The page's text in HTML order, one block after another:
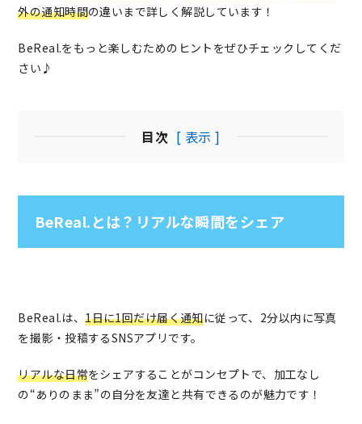
外の通知時間の違いまで詳しく解説しています！
BeReal.をもっと楽しむためのヒントをぜひチェックしてくだ
さい♪
目次 [ 表示 ]
BeReal.とは？リアルな瞬間をシェア
BeReal.は、1日に1回だけ届く通知に従って、2分以内に写真
を撮影・投稿するSNSアプリです。
リアルな日常をシェアすることがコンセプトで、加工なし
の“ありのまま”の自分を友達と共有できるのが魅力です！